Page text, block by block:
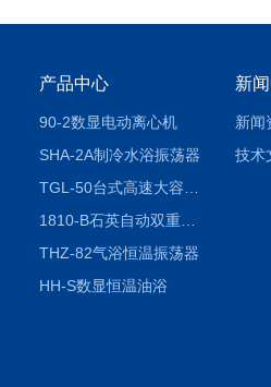
产品中心
90-2数显电动离心机
SHA-2A制冷水浴振荡器
1810-B石英自动双重纯水蒸馏水器
THZ-82气浴恒温振荡器
HH-S数显恒温油浴
新
新闻
技术